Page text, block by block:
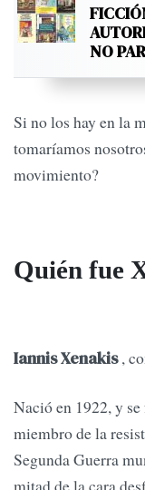
NO
Si no los hay en la
tomaríamos
movimiento?
Quién fue
Iannis Xenakis,
Nació en 1922, y
miembro de la
Segunda Guerra
mitad de la cara